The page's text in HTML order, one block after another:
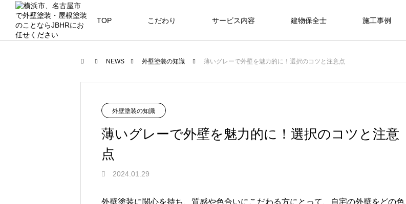
TOP こだわり サービス内容 建物保全士 施工事例
お盆に伴う休業のお知らせ
【年収600万も可能】未経験歓迎の現
川崎市でリノベーションを検討する方
座間市の外壁塗装と屋根リフォーム
NEW
建物の点検・維持管理は信頼できる
お客様アンケート405 お客様アンケート404
藤沢市でリノベーションを検討する方
火災報知器の設置義務とは？使用期
川崎市でリノベーションを検討する方
座間市の外壁塗装と屋根リフォーム
NEW 施工の際は足場幕を設置しています
クーリング・オフ手続きのお知らせ
NEWS 外壁塗装の知識 薄いグレーで外壁を魅力的に！選択のコツと注意点
外壁塗装の知識
薄いグレーで外壁を魅力的に！選択のコツと注意
点
2024.01.29
外壁塗装に関心を持ち、質感や色合いにこだわる方にとって、自宅の外壁をどの色